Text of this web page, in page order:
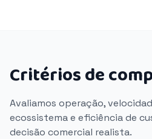
Critérios de
Avaliamos operação,
ecossistema e eficiência de
decisão comercial realista.